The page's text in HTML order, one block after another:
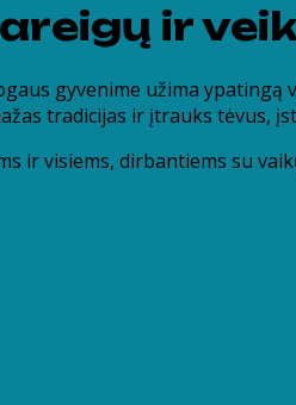
ir
gyvenime užima
tradicijas ir įtrauks tėvus,
ir visiems, dirbantiems su